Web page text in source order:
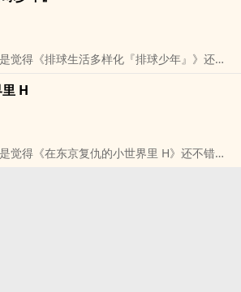
觉得《排球生活多样化『排球少年』》还不
H
觉得《在东京复仇的小世界里 H》还不错的